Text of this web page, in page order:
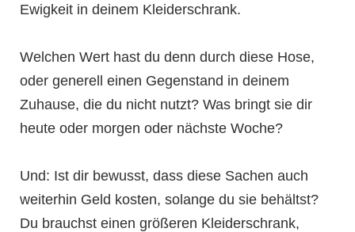
Ewigkeit in deinem Kleiderschrank.
Welchen Wert hast du denn durch diese Hose,
oder generell einen Gegenstand in deinem
Zuhause, die du nicht nutzt? Was bringt sie dir
heute oder morgen oder nächste Woche?
Und: Ist dir bewusst, dass diese Sachen auch
weiterhin Geld kosten, solange du sie behältst?
Du brauchst einen größeren Kleiderschrank,